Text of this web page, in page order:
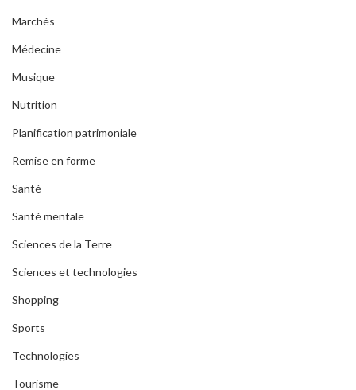
Marchés
Médecine
Musique
Nutrition
Planification patrimoniale
Remise en forme
Santé
Santé mentale
Sciences de la Terre
Sciences et technologies
Shopping
Sports
Technologies
Tourisme